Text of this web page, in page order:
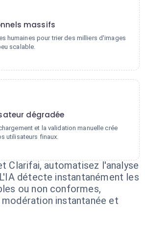
massifs
humaines pour trier des milliers d'images
scalable.
dégradée
et la validation manuelle crée
utilisateurs finaux.
Clarifai, automatisez l'analyse
détecte instantanément les
ou non conformes,
instantanée et